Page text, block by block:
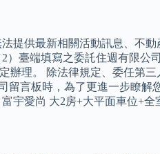
提供最新相關活動訊息、不
臺端填寫之委託住週有限公
辦理。 除法律規定、委任第
言板時，為了更進一步瞭解
宇愛尚 大2房+大平面車位+全